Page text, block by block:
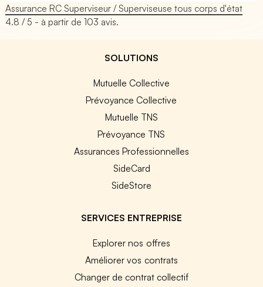
Assurance RC Superviseur / Superviseuse tous corps d'état
4.8 / 5 - à partir de103 avis.
SOLUTIONS
Mutuelle Collective
Prévoyance Collective
Mutuelle TNS
Prévoyance TNS
Assurances Professionnelles
SideCard
SideStore
SERVICES ENTREPRISE
Explorer nos offres
Améliorer vos contrats
Changer de contrat collectif